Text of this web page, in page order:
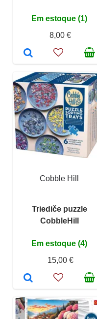
Em estoque (1)
8,00 €
Cobble Hill
Triediče puzzle
CobbleHill
Em estoque (4)
15,00 €